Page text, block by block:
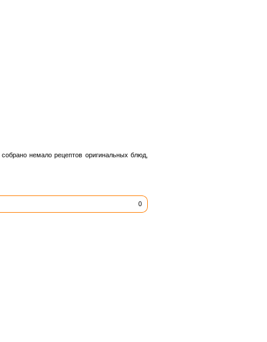
немало рецептов оригинальных блюд,
0